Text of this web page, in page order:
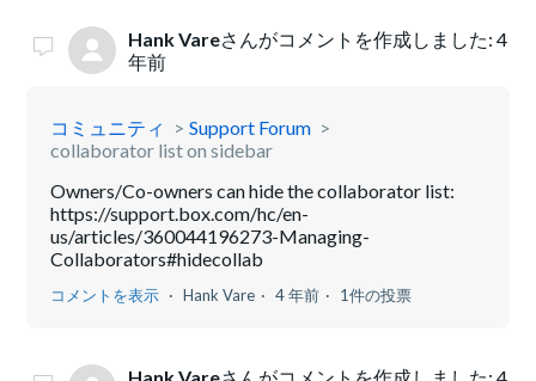
Hank Vareさんがコメントを作成しました:4
年前
コミュニティ
Support Forum
collaborator list on sidebar
Owners/Co-owners can hide the collaborator list:
https://support.box.com/hc/en-
us/articles/360044196273-Managing-
Collaborators#hidecollab
コメントを表示 Hank Vare 4 年前 1件の投票